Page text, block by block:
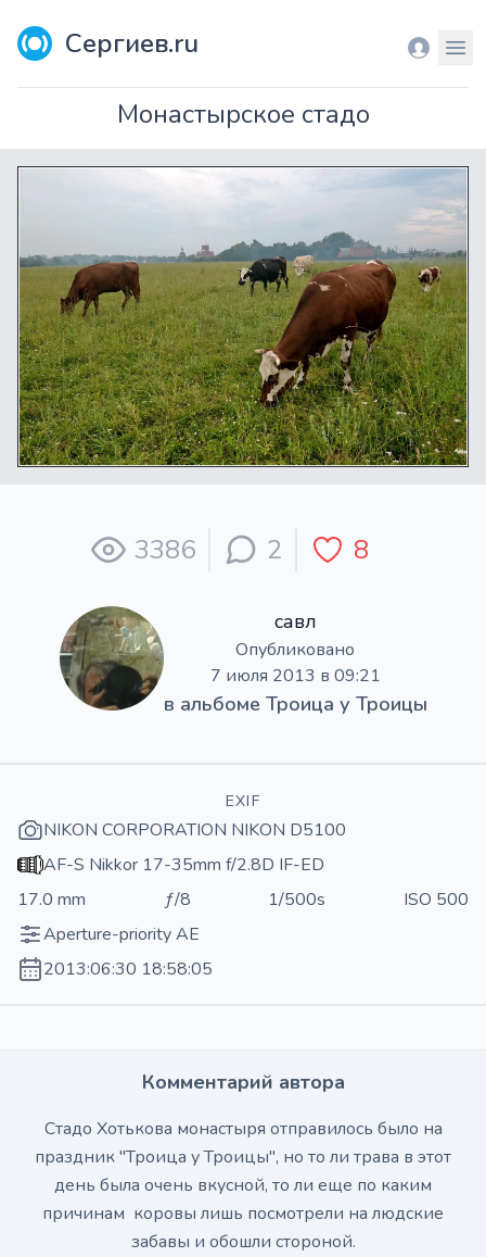
Сергиев.ru Вход
Монастырское стадо
3386 2 8
савл
Опубликовано
7 июля 2013 в 09:21
в альбоме Троица у Троицы
EXIF
NIKON CORPORATION NIKON D5100
AF-S Nikkor 17-35mm f/2.8D IF-ED
17.0 mm
ƒ/8 1/500s
ISO 500
Aperture-priority AE
2013:06:30 18:58:05
Комментарий автора
Стадо Хотькова монастыря отправилось было на
праздник "Троица у Троицы", но то ли трава в этот
день была очень вкусной, то ли еще по каким
причинам коровы лишь посмотрели на людские
забавы и обошли стороной.